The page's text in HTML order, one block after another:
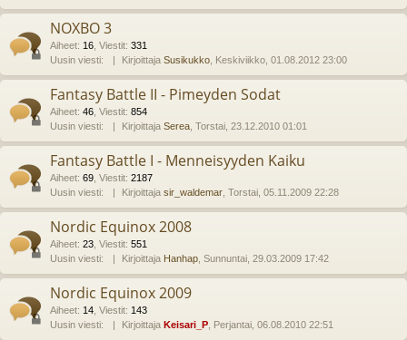
NOXBO 3
Aiheet: 16 Viestit: 331
Uusin viesti:
Kirjoittaja Susikukko , Keskiviikko, 01.08.2012 23:00
Fantasy Battle II - Pimeyden Sodat
Aiheet: 46 Viestit: 854
Uusin viesti:
Kirjoittaja Serea , Torstai, 23.12.2010 01:01
Fantasy Battle I - Menneisyyden Kaiku
Aiheet: 69 Viestit: 2187
Uusin viesti:
Kirjoittaja sir_waldemar , Torstai, 05.11.2009 22:28
Nordic Equinox 2008
Aiheet: 23 Viestit: 551
Uusin viesti:
Kirjoittaja Hanhap , Sunnuntai, 29.03.2009 17:42
Nordic Equinox 2009
Aiheet: 14 Viestit: 143
Uusin viesti:
Kirjoittaja Keisari_P , Perjantai, 06.08.2010 22:51